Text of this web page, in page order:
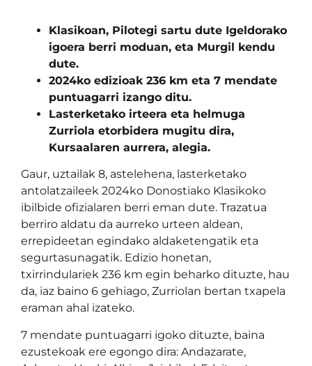
Klasikoan, Pilotegi sartu dute Igeldorako
igoera berri moduan, eta Murgil kendu
dute.
2024ko edizioak 236 km eta 7 mendate
puntuagarri izango ditu.
Lasterketako irteera eta helmuga
Zurriola etorbidera mugitu dira,
Kursaalaren aurrera, alegia.
Gaur, uztailak 8, astelehena, lasterketako
antolatzaileek 2024ko Donostiako Klasikoko
ibilbide ofizialaren berri eman dute. Trazatua
berriro aldatu da aurreko urteen aldean,
errepideetan egindako aldaketengatik eta
segurtasunagatik. Edizio honetan,
txirrindulariek 236 km egin beharko dituzte, hau
da, iaz baino 6 gehiago, Zurriolan bertan txapela
eraman ahal izateko.
7 mendate puntuagarri igoko dituzte, baina
ezustekoak ere egongo dira: Andazarate,